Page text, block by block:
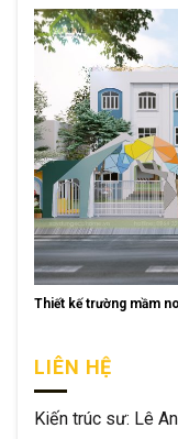
Thiết kế trường mầm
LIÊN HỆ
Kiến trúc sư: Lê